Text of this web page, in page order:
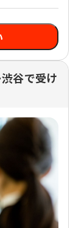
谷で受け